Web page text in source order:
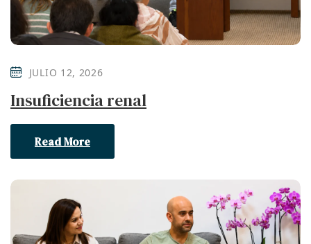
JULIO 12, 2026
Insuficiencia renal
Read More